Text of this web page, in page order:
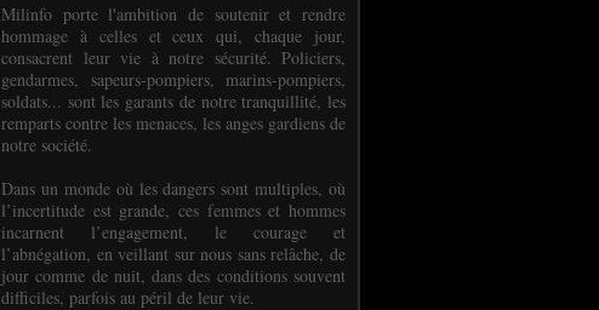
Milinfo porte l'ambition de soutenir et rendre
hommage à celles et ceux qui, chaque jour,
consacrent leur vie à notre sécurité. Policiers,
gendarmes, sapeurs-pompiers, marins-pompiers,
soldats... sont les garants de notre tranquillité, les
remparts contre les menaces, les anges gardiens de
notre société.
Dans un monde où les dangers sont multiples, où
l’incertitude est grande, ces femmes et hommes
incarnent l’engagement, le courage et
l’abnégation, en veillant sur nous sans relâche, de
jour comme de nuit, dans des conditions souvent
difficiles, parfois au péril de leur vie.